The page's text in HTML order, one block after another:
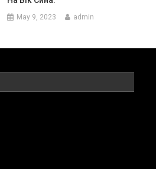
May 9, 2023 admin